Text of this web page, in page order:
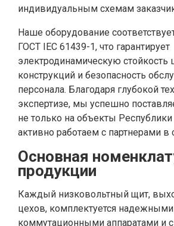
индивидуальным схемам
Наше оборудование
ГОСТ IEC 61439-1, что гарантирует
электродинамическую
конструкций и безопасность
персонала. Благодаря глубокой
экспертизе, мы успешно
не только на объекты
активно работаем с партнерами в
Основная
продукции
Каждый низковольтный щит,
цехов, комплектуется надежными
коммутационными аппаратами и